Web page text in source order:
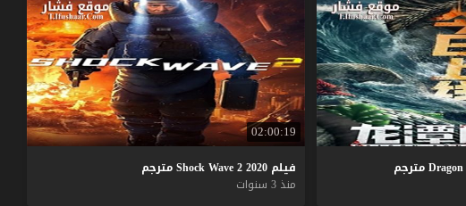
Dragonمترجم
02:00:19
فيلم Shock Wave 2 2020
مترجم
منذ 3 سنوات